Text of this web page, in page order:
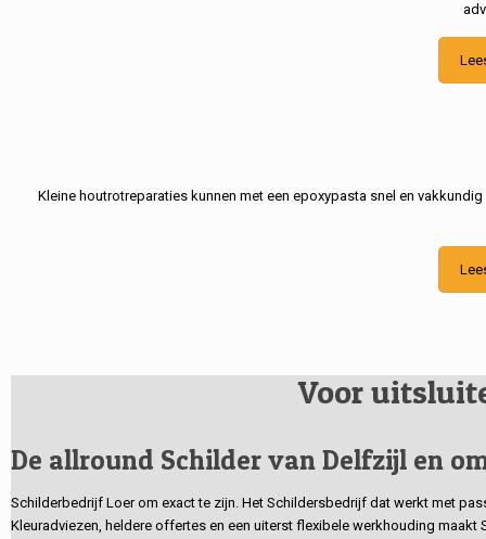
Kleine houtrotreparaties kunnen met een epoxypasta snel en
Voor
De allround Schilder van Delfzijl en
Schilderbedrijf Loer om exact te zijn. Het Schildersbedrijf dat werkt met
Kleuradviezen, heldere offertes en een uiterst flexibele werkhouding